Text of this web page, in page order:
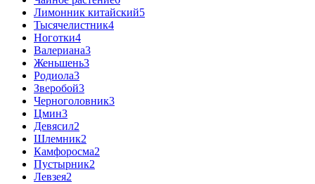
Лимонник китайский5
Тысячелистник4
Ноготки4
Валериана3
Женьшень3
Родиола3
Зверобой3
Черноголовник3
Цмин3
Девясил2
Шлемник2
Камфоросма2
Пустырник2
Левзея2